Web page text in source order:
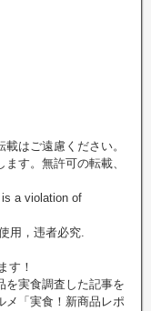
はご遠慮ください。
す。無許可の転載、
a violation of
用，违者必究.
す！
を実食調査した記事を
メ「実食！新商品レポ